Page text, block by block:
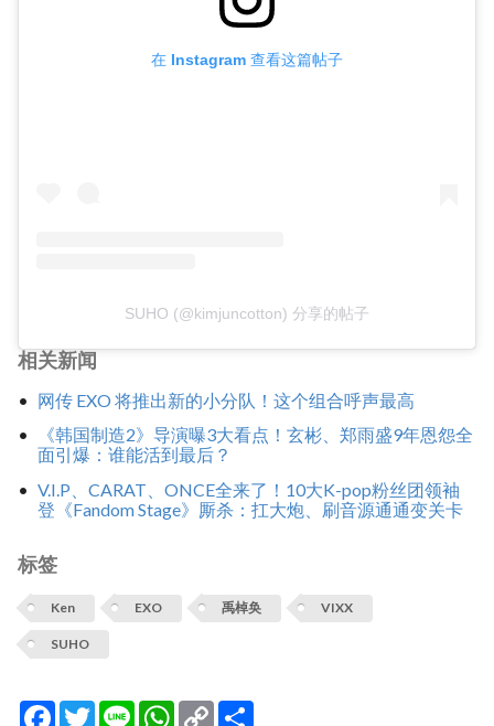
在 Instagram 查看这篇帖子
SUHO (@kimjuncotton) 分享的帖子
相关新闻
网传 EXO 将推出新的小分队！这个组合呼声最高
《韩国制造2》导演曝3大看点！玄彬、郑雨盛9年恩怨全
面引爆：谁能活到最后？
V.I.P、CARAT、ONCE全来了！10大K-pop粉丝团领袖
登《Fandom Stage》厮杀：扛大炮、刷音源通通变关卡
标签
Ken EXO 禹棹奂 VIXX
SUHO
Facebook
TwitterLine WhatsApp
Copy